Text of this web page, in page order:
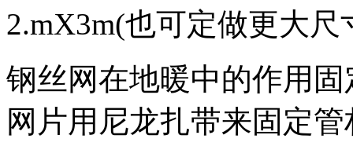
2.mX3m(也可定做更大
钢丝网在地暖中的作用
网片用尼龙扎带来固定